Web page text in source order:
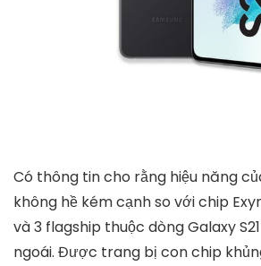
Có thông tin cho rằng hiệu năng
không hề kém cạnh so với chip
và 3 flagship thuộc dòng Galaxy
ngoái. Được trang bị con chip